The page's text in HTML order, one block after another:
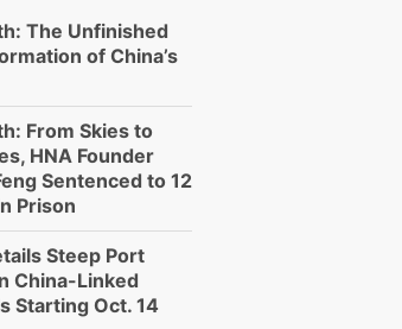
The Unfinished
of China’s
From Skies to
HNA Founder
Sentenced to 12
Prison
Steep Port
China-Linked
Starting Oct. 14